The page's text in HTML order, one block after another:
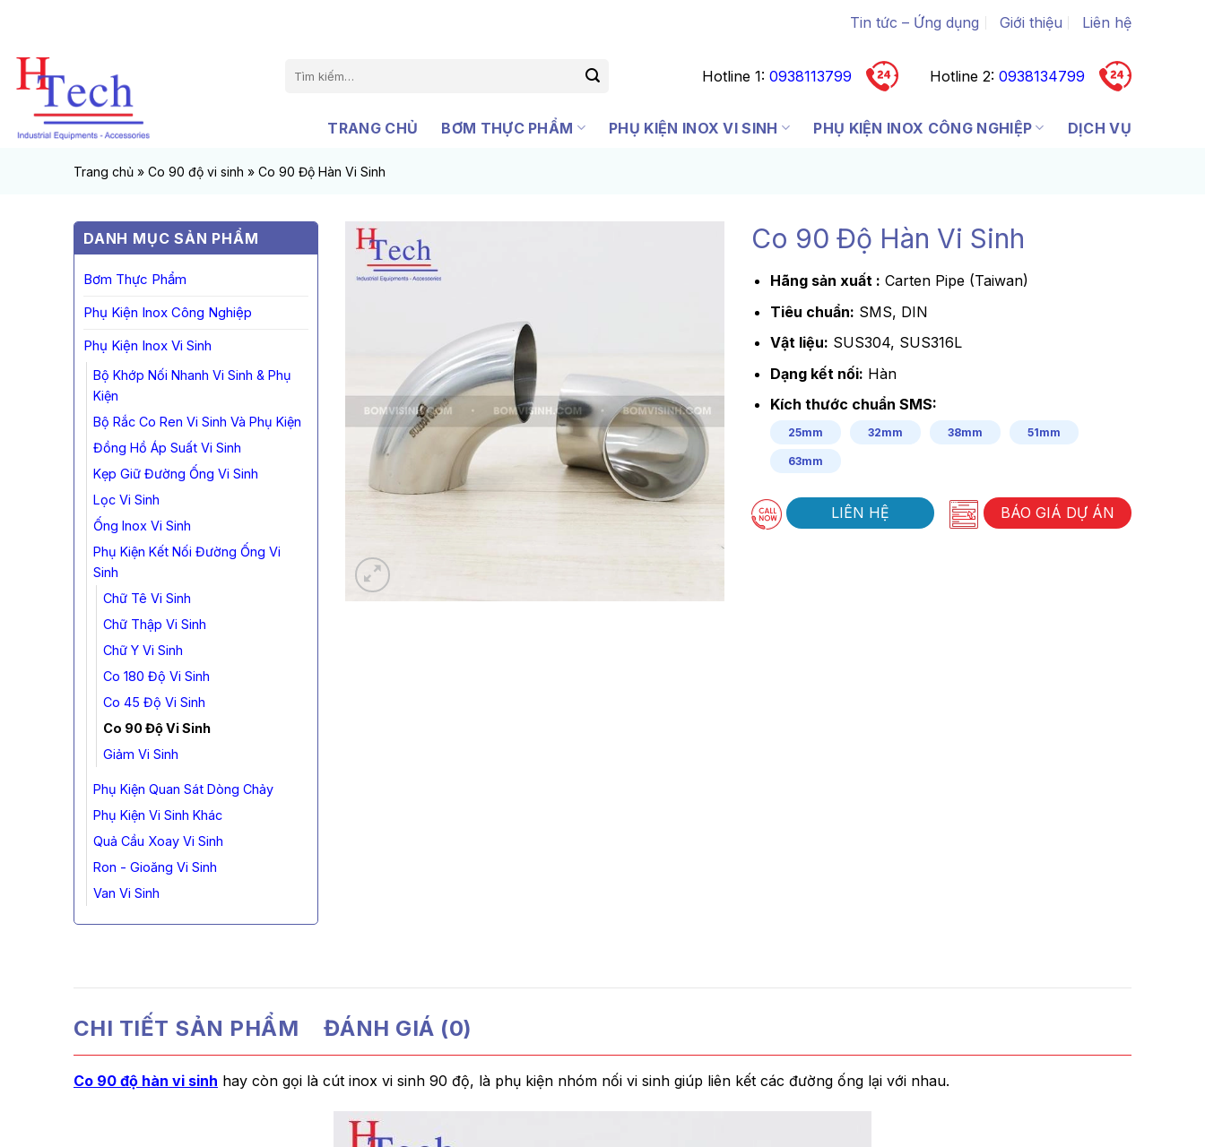
nội
dung
Tin tức – Ứng dụng Giới thiệu Liên hệ
kiếm:
Hotline 1:0938113799 Hotline 2: 0938134799
TRANG CHỦ BƠM THỰC PHẨM PHỤ KIỆN INOX VI SINH PHỤ KIỆN INOX CÔNG NGHIỆP DỊCH VỤ
Trang chủ » Co 90 độ vi sinh » Co 90 Độ Hàn Vi Sinh
DANH MỤC SẢN PHẨM
Bơm Thực Phẩm
Phụ Kiện Inox Công Nghiệp
Phụ Kiện Inox Vi Sinh
Bộ Khớp Nối Nhanh Vi Sinh & Phụ
Kiện
Bộ Rắc Co Ren Vi Sinh Và Phụ Kiện
Đồng Hồ Áp Suất Vi Sinh
Kẹp Giữ Đường Ống Vi Sinh
Lọc Vi Sinh
Ống Inox Vi Sinh
Phụ Kiện Kết Nối Đường Ống Vi
Sinh
Chữ Tê Vi Sinh
Chữ Thập Vi Sinh
Chữ Y Vi Sinh
Co 180 Độ Vi Sinh
Co 45 Độ Vi Sinh
Co 90 Độ Vi Sinh
Giảm Vi Sinh
Phụ Kiện Quan Sát Dòng Chảy
Phụ Kiện Vi Sinh Khác
Quả Cầu Xoay Vi Sinh
Ron - Gioăng Vi Sinh
Van Vi Sinh
Co 90 Độ Hàn Vi Sinh
Hãng sản xuất : Carten Pipe (Taiwan)
Tiêu chuẩn: SMS, DIN
Vật liệu: SUS304, SUS316L
Dạng kết nối: Hàn
Kích thước chuẩn SMS:
25mm 32mm 38mm 51mm
63mm
LIÊN HỆ BÁO GIÁ DỰ ÁN
CHI TIẾT SẢN PHẨM ĐÁNH GIÁ (0)
Co 90 độ hàn vi sinh hay còn gọi là cút inox vi sinh 90 độ, là phụ kiện nhóm nối vi sinh giúp liên kết các đường ống lại với nhau.